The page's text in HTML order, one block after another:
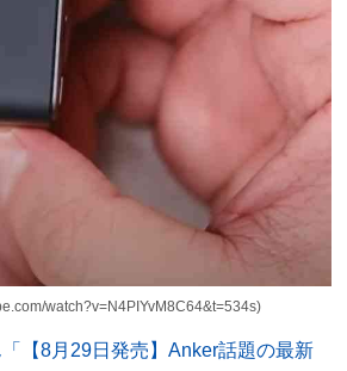
watch?v=N4PIYvM8C64&t=534s)
【8月29日発売】Anker話題の最新